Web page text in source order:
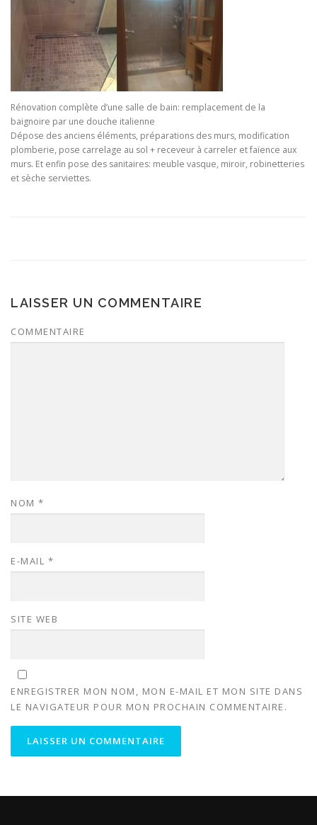
Rénovation complète d’une salle de bain: remplacement de la
baignoire par une douche italienne
Dépose des anciens éléments, préparations des murs, modification
plomberie, pose carrelage au sol + receveur à carreler et faïence aux
murs. Et enfin pose des sanitaires: meuble vasque, miroir, robinetteries
et sèche serviettes.
LAISSER UN COMMENTAIRE
COMMENTAIRE
NOM *
E-MAIL *
SITE WEB
ENREGISTRER MON NOM, MON E-MAIL ET MON SITE DANS
LE NAVIGATEUR POUR MON PROCHAIN COMMENTAIRE.